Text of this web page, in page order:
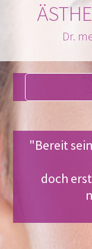
Dr.
"Bereit
doch